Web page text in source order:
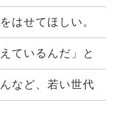
はせてほしい。
ているんだ」と
など、若い世代